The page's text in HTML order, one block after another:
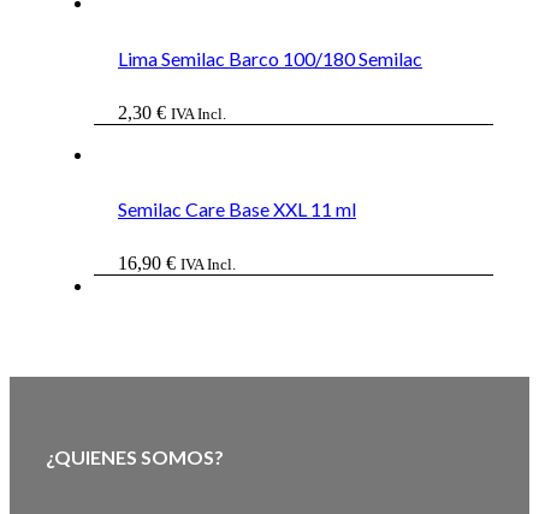
Lima Semilac Barco 100/180 Semilac
2,30 € IVA Incl.
Semilac Care Base XXL 11 ml
16,90 € IVA Incl.
¿QUIENES SOMOS?